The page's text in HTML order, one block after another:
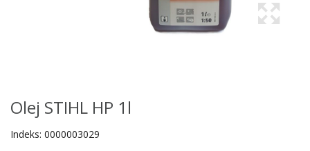
Olej STIHL HP 1l
Indeks: 0000003029